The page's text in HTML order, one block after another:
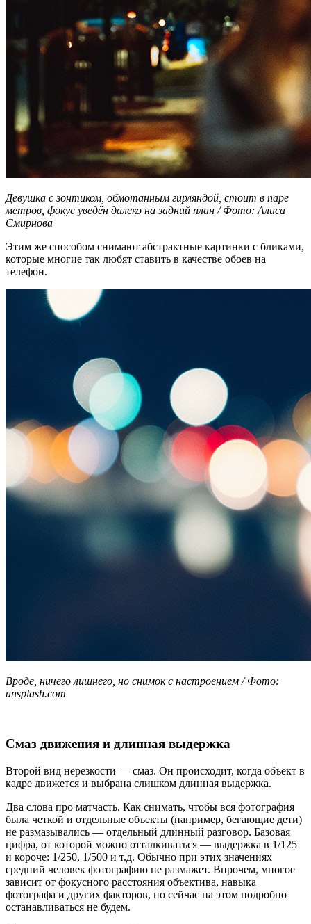
Девушка с зонтиком, обмотанным гирляндой, стоит в паре
метров, фокус уведён далеко на задний план / Фото: Алиса
Смирнова
Этим же способом снимают абстрактные картинки с бликами,
которые многие так любят ставить в качестве обоев на
телефон.
Вроде, ничего лишнего, но снимок с настроением / Фото:
unsplash.com
Смаз движения и длинная выдержка
Второй вид нерезкости — смаз. Он происходит, когда объект в
кадре движется и выбрана слишком длинная выдержка.
Два слова про матчасть. Как снимать, чтобы вся фотография
была четкой и отдельные объекты (например, бегающие дети)
не размазывались — отдельный длинный разговор. Базовая
цифра, от которой можно отталкиваться — выдержка в 1/125
и короче: 1/250, 1/500 и т.д. Обычно при этих значениях
средний человек фотографию не размажет. Впрочем, многое
зависит от фокусного расстояния объектива, навыка
фотографа и других факторов, но сейчас на этом подробно
останавливаться не будем.